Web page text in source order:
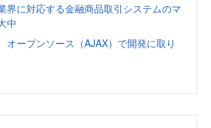
界に対応する金融商品取引システムのマ
中
オープンソース（AJAX）で開発に取り